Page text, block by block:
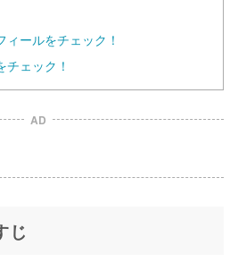
ールをチェック！
ェック！
AD
じ